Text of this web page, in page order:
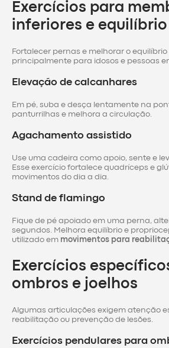
Exercícios para
inferiores e equilíbrio
Fortalecer pernas e melhorar o equilíbrio
principalmente para idosos e pessoas
Elevação de calcanhares
Em pé, suba e desça lentamente na
panturrilhas e melhora a circulação.
Agachamento assistido
Use uma cadeira como apoio, sente e
Esse exercício fortalece quadríceps e
movimentos do dia a dia.
Stand de flamingo
Fique de pé apoiado em uma perna,
segundos. Melhora equilíbrio e
utilizado em movimentos para
Exercícios
ombros e joelhos
Algumas articulações exigem atenção
reabilitação ou prevenção de lesões.
Exercícios pendulares para